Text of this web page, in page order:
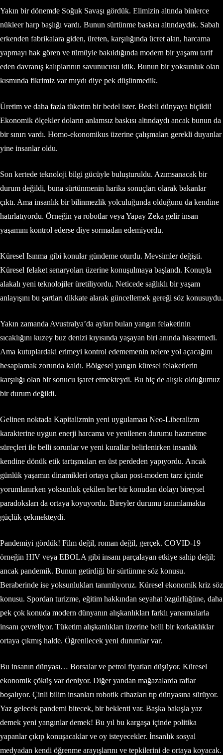
Yakın bir dönemde Soğuk Savaşı gördük. Elimizin altında binlerce
nükleer harp başlığı vardı. Bunun sürtünme baskısı altındaydık. Sabah
erkenden fabrikalara giden, üreten, karşılığında ücret alan, harcama
yapmayı hak gören ve tümüyle bakıldığında modern bir yaşamı tarif
eden davranış kalıplarının savunucusu idik. Bunun bir yoksunluk olan
kısmında fikrimiz var mıydı diye pek düşünmedik.
Üretim ve daha fazla tüketim bir bedel ister. Bedeli dünyaya biçildi!
Ekonomik ölçekler doların anlamsız baskısı altındaydı ancak bunun da
bir sınırı vardı. Homo-ekonomikus üzerine çalışmaları gerekli duyanlar
yine insanlar oldu.
Son kertede teknoloji bilgi gücüyle buluşturuldu. Azımsanacak bir
durum değildi, buna sürtünmenin harika sonuçları olarak bakanlar
çıktı. Ama insanlık bir bilinmezlik yolculuğunda olduğunu da kendine
hatırlatıyordu. Örneğin ya robotlar veya Yapay Zeka gelir insan
yaşamını kontrol ederse diye sormadan edemiyordu.
Küresel Isınma gibi konular gündeme oturdu. Mevsimler değişti.
Küresel felaket senaryoları üzerine konuşulmaya başlandı. Konuyla
alakalı yeni teknolojiler üretiliyordu. Neticede sağlıklı bir yaşam
anlayışını bu şartları dikkate alarak güncellemek gereği söz konusuydu.
Yakın zamanda Avustralya’da ayları bulan yangın felaketinin
sıcaklığını kuzey buz denizi kıyısında yaşayan biri anında hissetmedi.
Ama kutuplardaki erimeyi kontrol edememenin nelere yol açacağını
hesaplamak zorunda kaldı. Bölgesel yangın küresel felaketlerin
karşılığı olan bir sonucu işaret etmekteydi. Bu hiç de alışık olduğumuz
bir durum değildi.
Gelinen noktada Kapitalizmin yeni uygulaması Neo-Liberalizm
karakterine uygun enerji harcama ve yenilenen durumu hazmetme
süreçleri ile belli sorunlar ve yeni kurallar belirlenirken insanlık
kendine dönük etik tartışmaları en üst perdeden yapıyordu. Ancak
günlük yaşamın dinamikleri ortaya çıkan post-modern tarz içinde
yorumlanırken yoksunluk çekilen her bir konudan dolayı bireysel
paradoksları da ortaya koyuyordu. Bireyler durumu tanımlamakta
güçlük çekmekteydi.
Pandemiyi gördük! Film değil, roman değil, gerçek. COVID-19
örneğin HIV veya EBOLA gibi insanı parçalayan etkiye sahip değil;
ancak pandemik. Bunun getirdiği bir sürtünme söz konusu.
Beraberinde ise yoksunlukları tanımlıyoruz. Küresel ekonomik kriz söz
konusu. Spordan turizme, eğitim hakkından seyahat özgürlüğüne, daha
pek çok konuda modern dünyanın alışkanlıkları farklı yansımalarla
insanı çevreliyor. Tüketim alışkanlıkları üzerine belli bir korkaklıklar
ortaya çıkmış halde. Öğrenilecek yeni durumlar var.
Bu insanın dünyası… Borsalar ve petrol fiyatları düşüyor. Küresel
ekonomik çöküş var deniyor. Diğer yandan mağazalarda raflar
boşalıyor. Çinli bilim insanları robotik cihazları tıp dünyasına sürüyor.
Yaz gelecek pandemi bitecek, bir beklenti var. Başka bakışla yaz
demek yeni yangınlar demek! Bu yıl bu kargaşa içinde politika
yapanlar çıkıp konuşacaklar ve oy isteyecekler. İnsanlık sosyal
medyadan kendi öğrenme arayışlarını ve tepkilerini de ortaya koyacak.